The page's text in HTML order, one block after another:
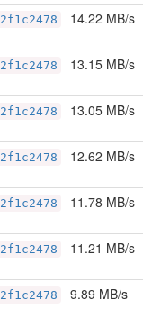
2f1c2478 14.22 MB/s
2f1c2478 13.15 MB/s
2f1c2478 13.05 MB/s
2f1c2478 12.62 MB/s
2f1c2478 11.78 MB/s
2f1c2478 11.21 MB/s
2f1c2478 9.89 MB/s